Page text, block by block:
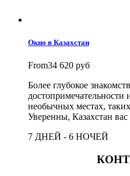
Окно в Казахстан
From34 620 руб
Более глубокое
достопримечательности
необычных местах,
Уверенны, Казахстан
7 ДНЕЙ - 6 НОЧЕЙ